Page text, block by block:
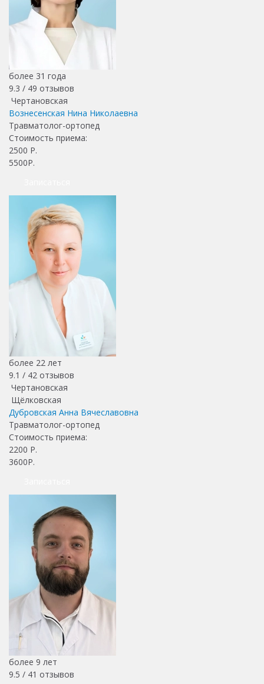
более 31 года
9.3 / 49 отзывов
Чертановская
Вознесенская Нина Николаевна
Травматолог-ортопед
Стоимость приема:
2500 Р.
5500Р.
более 22 лет
9.1 / 42 отзывов
Чертановская
Щёлковская
Дубровская Анна Вячеславовна
Травматолог-ортопед
Стоимость приема:
2200 Р.
3600Р.
более 9 лет
9.5 / 41 отзывов